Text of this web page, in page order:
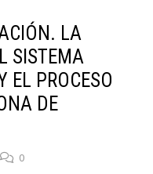
LA
SISTEMA
EL PROCESO
DE
0